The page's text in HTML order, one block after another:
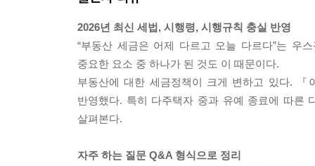
자진말소, 자동말소 후에도 요건을 계속 지켜야 하
거주주택 비과세, 횟수 제한 없어졌다
일시적 2주택+거주주택 비과세 특례
‘거주주택+임대주택’ 매도순서는?
거주주택 비과세 후 양도하는 주택의 양도세는?
농어촌주택은 양도세 비과세 특례 받을 수 있다
2026년 최신 세법, 시행령, 시행규칙 충실 반영
“부동산 세금은 어제 다르고 오늘 다르다”는 우
중요한 요소 중 하나가 된 것도 이 때문이다.
부동산에 대한 세금정책이 크게 변하고 있다.
반영했다. 특히 다주택자 중과 유예 종료에 따른
살펴본다.
자주 하는 질문 Q&A 형식으로 정리